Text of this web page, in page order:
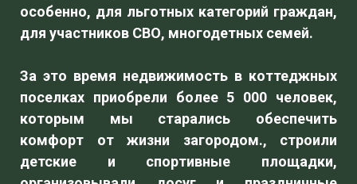
особенно, для льготных категорий граждан,
для участников СВО, многодетных семей.
За это время недвижимость в коттеджных
поселках приобрели более 5 000 человек,
которым мы старались обеспечить
комфорт от жизни загородом., строили
детские и спортивные площадки,